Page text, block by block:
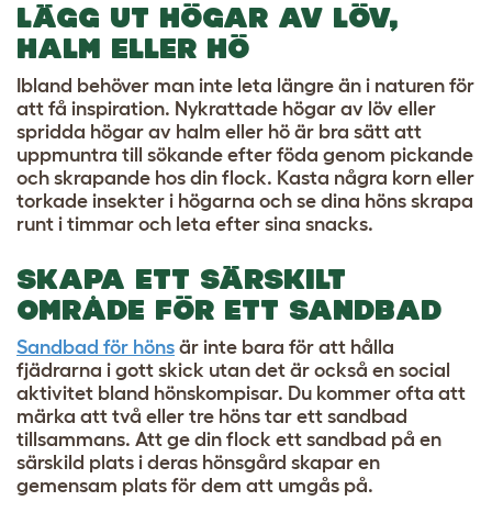
LÄGG UT HÖGAR AV LÖV,
HALM ELLER HÖ
Ibland behöver man inte leta längre än i naturen för
att få inspiration. Nykrattade högar av löv eller
spridda högar av halm eller hö är bra sätt att
uppmuntra till sökande efter föda genom pickande
och skrapande hos din flock. Kasta några korn eller
torkade insekter i högarna och se dina höns skrapa
runt i timmar och leta efter sina snacks.
SKAPA ETT SÄRSKILT
OMRÅDE FÖR ETT SANDBAD
Sandbad för höns är inte bara för att hålla
fjädrarna i gott skick utan det är också en social
aktivitet bland hönskompisar. Du kommer ofta att
märka att två eller tre höns tar ett sandbad
tillsammans. Att ge din flock ett sandbad på en
särskild plats i deras hönsgård skapar en
gemensam plats för dem att umgås på.